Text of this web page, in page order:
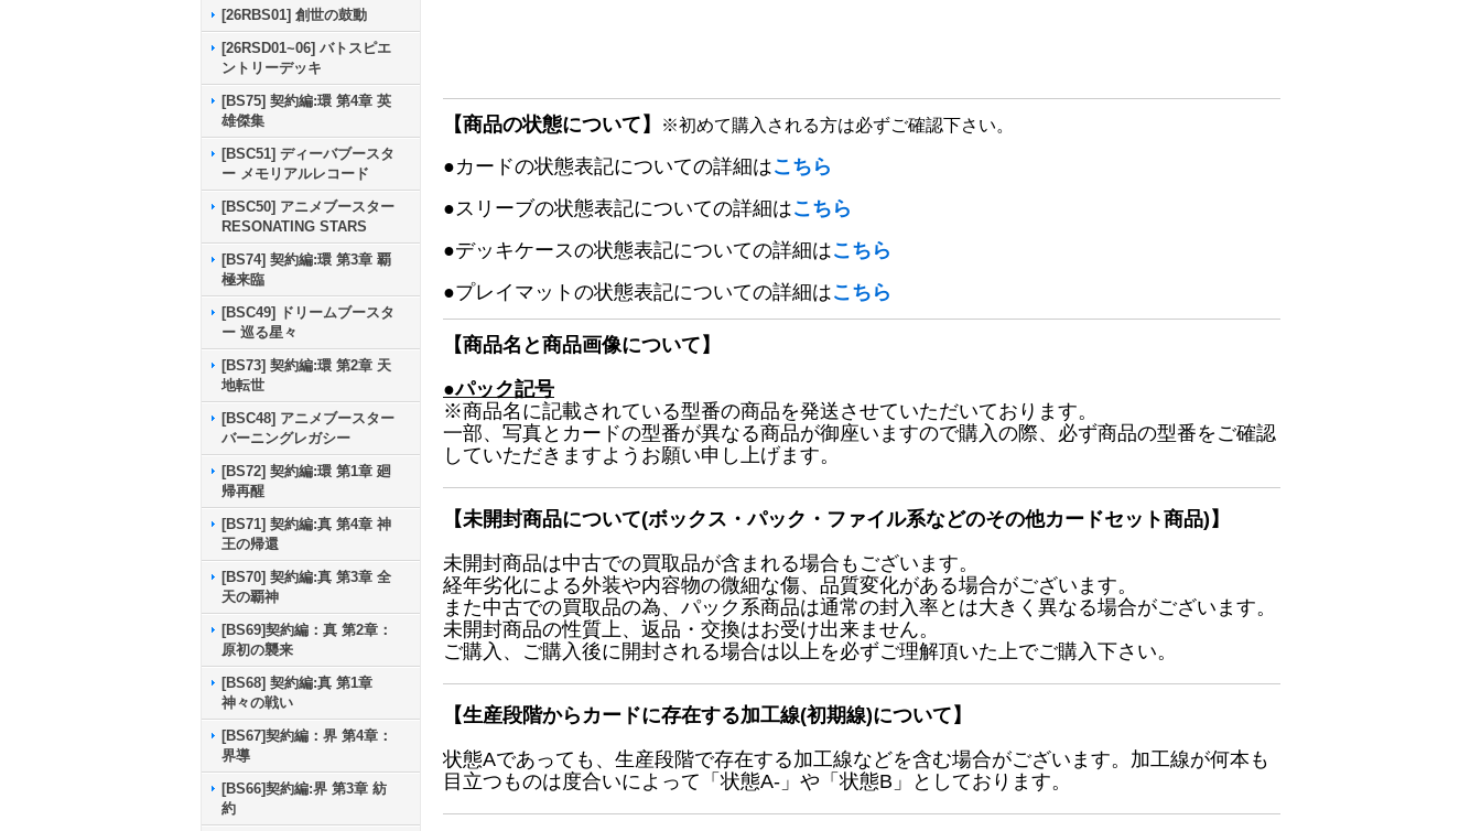
[26RBS01] 創世の鼓動
[26RSD01~06] バトスピエ
ントリーデッキ
[BS75] 契約編:環 第4章 英
雄傑集
[BSC51] ディーバブースタ
ー メモリアルレコード
[BSC50] アニメブースター
RESONATING STARS
[BS74] 契約編:環 第3章 覇
極来臨
[BSC49] ドリームブースタ
ー 巡る星々
[BS73] 契約編:環 第2章 天
地転世
[BSC48] アニメブースター
バーニングレガシー
[BS72] 契約編:環 第1章 廻
帰再醒
[BS71] 契約編:真 第4章 神
王の帰還
[BS70] 契約編:真 第3章 全
天の覇神
[BS69]契約編：真 第2章：
原初の襲来
[BS68] 契約編:真 第1章
神々の戦い
[BS67]契約編：界 第4章：
界導
[BS66]契約編:界 第3章 紡
約
【商品の状態について】 ※初めて購入される方は必ずご確認下さい。
●カードの状態表記についての詳細はこちら
●スリーブの状態表記についての詳細はこちら
●デッキケースの状態表記についての詳細はこちら
●プレイマットの状態表記についての詳細はこちら
【商品名と商品画像について】
●パック記号
※商品名に記載されている型番の商品を発送させていただいております。
一部、写真とカードの型番が異なる商品が御座いますので購入の際、必ず商品の型番をご確認
していただきますようお願い申し上げます。
【未開封商品について(ボックス・パック・ファイル系などのその他カードセット商品)】
未開封商品は中古での買取品が含まれる場合もございます。
経年劣化による外装や内容物の微細な傷、品質変化がある場合がございます。
また中古での買取品の為、パック系商品は通常の封入率とは大きく異なる場合がございます。
未開封商品の性質上、返品・交換はお受け出来ません。
ご購入、ご購入後に開封される場合は以上を必ずご理解頂いた上でご購入下さい。
【生産段階からカードに存在する加工線(初期線)について】
状態Aであっても、生産段階で存在する加工線などを含む場合がございます。加工線が何本も
目立つものは度合いによって「状態A-」や「状態B」としております。